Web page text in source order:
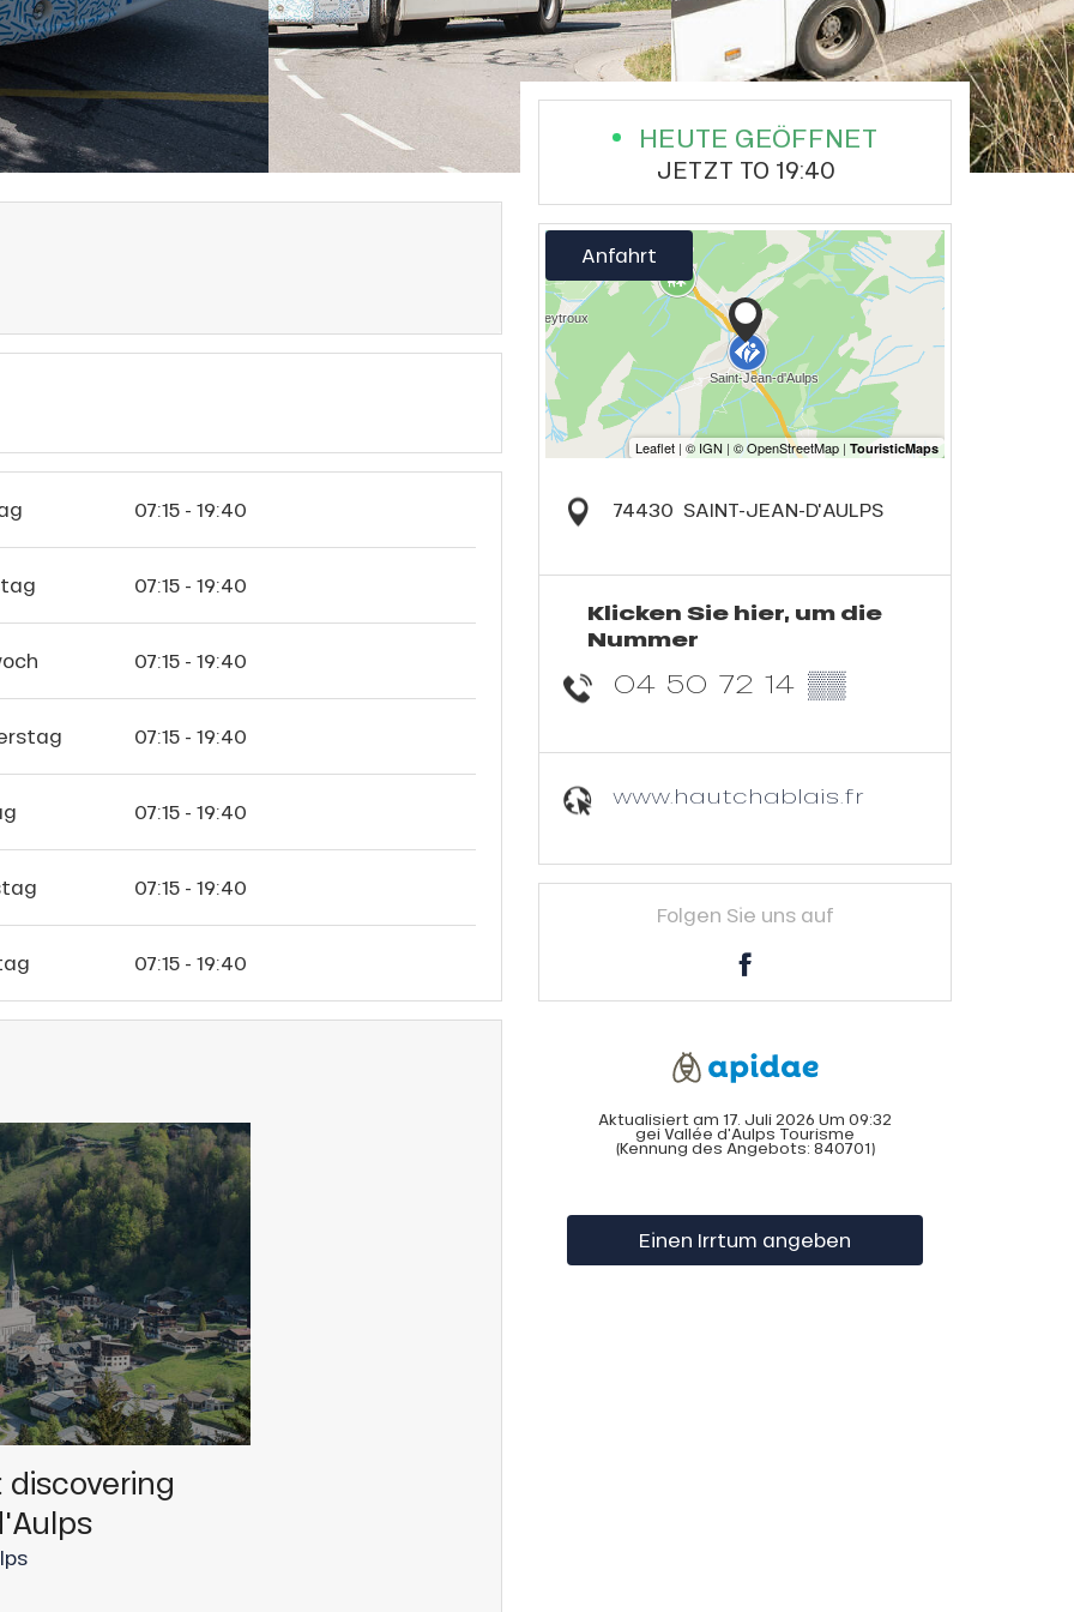
07:15 - 19:40
07:15 - 19:40
07:15 - 19:40
07:15 - 19:40
07:15 - 19:40
07:15 - 19:40
07:15 - 19:40
discovering
HEUTE GEÖFFNET
JETZT TO 19:40
Anfahrt
74430 SAINT-JEAN-D'AULPS
Klicken Sie hier, um die
Nummer
04 50 72 14 ▒▒
www.hautchablais.fr
Folgen Sie uns auf
Aktualisiert am 17. Juli 2026 Um 09:32
gei Vallée d'Aulps Tourisme
(Kennung des Angebots: 840701)
Einen Irrtum angeben